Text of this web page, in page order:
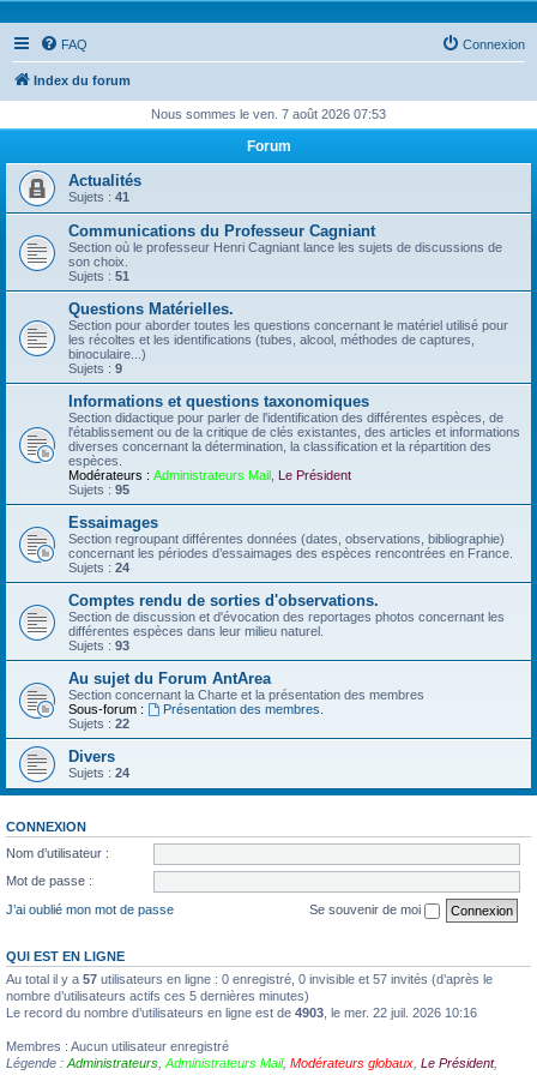
FAQ Connexion
Index du forum
Nous sommes le ven. 7 août 2026 07:53
Forum
Actualités
Sujets : 41
Communications du Professeur Cagniant
Section où le professeur Henri Cagniant lance les sujets de discussions de
son choix.
Sujets : 51
Questions Matérielles.
Section pour aborder toutes les questions concernant le matériel utilisé pour
les récoltes et les identifications (tubes, alcool, méthodes de captures,
binoculaire...)
Sujets : 9
Informations et questions taxonomiques
Section didactique pour parler de l'identification des différentes espèces, de
l'établissement ou de la critique de clés existantes, des articles et informations
diverses concernant la détermination, la classification et la répartition des
espèces.
Modérateurs : Administrateurs Mail Le Président
Sujets : 95
Essaimages
Section regroupant différentes données (dates, observations, bibliographie)
concernant les périodes d’essaimages des espèces rencontrées en France.
Sujets : 24
Comptes rendu de sorties d'observations.
Section de discussion et d'évocation des reportages photos concernant les
différentes espèces dans leur milieu naturel.
Sujets : 93
Au sujet du Forum AntArea
Section concernant la Charte et la présentation des membres
Sous-forum :
Présentation des membres.
Sujets : 22
Divers
Sujets : 24
CONNEXION
Nom d’utilisateur :
Mot de passe :
J’ai oublié mon mot de passe
Se souvenir de moi
QUI EST EN LIGNE
Au total il y a 57 utilisateurs en ligne : 0 enregistré, 0 invisible et 57 invités (d’après le
nombre d’utilisateurs actifs ces 5 dernières minutes)
Le record du nombre d’utilisateurs en ligne est de 4903 , le mer. 22 juil. 2026 10:16
Membres : Aucun utilisateur enregistré
Légende : Administrateurs Administrateurs Mail, Modérateurs globaux Le Président,